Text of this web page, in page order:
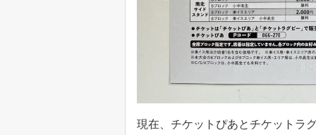
現在、チケットぴあとチケットラ